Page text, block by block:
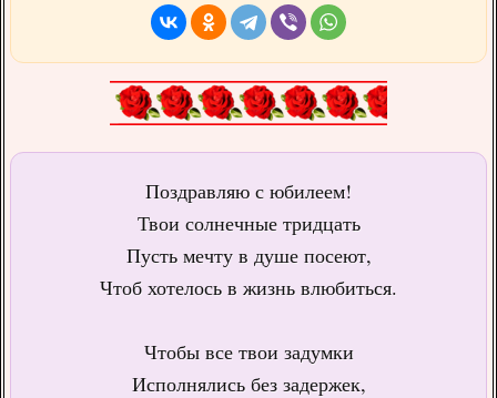
Поздравляю с юбилеем!
Твои солнечные тридцать
Пусть мечту в душе посеют,
Чтоб хотелось в жизнь влюбиться.
Чтобы все твои задумки
Исполнялись без задержек,